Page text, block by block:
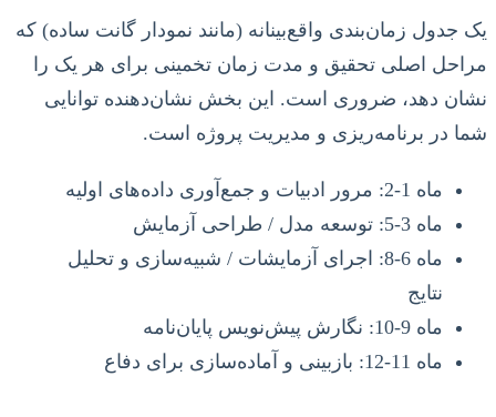
یک جدول زمان‌بندی واقع‌بینانه (مانند نمودار گانت ساده) که
مراحل اصلی تحقیق و مدت زمان تخمینی برای هر یک را
نشان دهد، ضروری است. این بخش نشان‌دهنده توانایی
شما در برنامه‌ریزی و مدیریت پروژه است.
ماه 1-2: مرور ادبیات و جمع‌آوری داده‌های اولیه
ماه 3-5: توسعه مدل / طراحی آزمایش
ماه 6-8: اجرای آزمایشات / شبیه‌سازی و تحلیل
نتایج
ماه 9-10: نگارش پیش‌نویس پایان‌نامه
ماه 11-12: بازبینی و آماده‌سازی برای دفاع